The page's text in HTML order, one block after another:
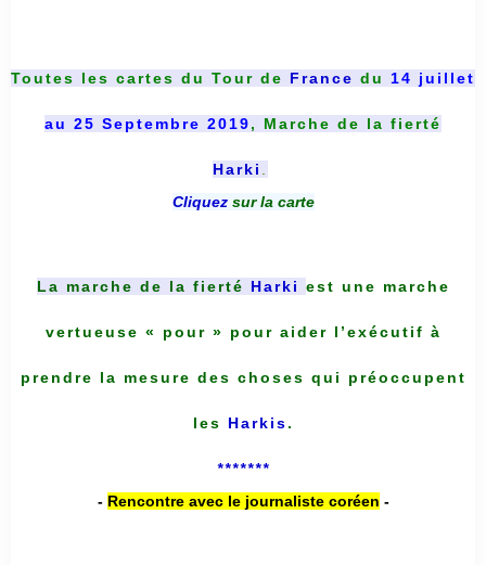
Toutes les cartes du Tour de France du 14 juillet
au 25 Septembre 2019, Marche de la fierté
Harki .
Cliquez sur la carte
La marche de la fierté Harki est une marche
vertueuse « pour » pour aider l’exécutif à
prendre la mesure des choses qui préoccupent
les Harkis.
*******
- Rencontre avec le journaliste coréen -